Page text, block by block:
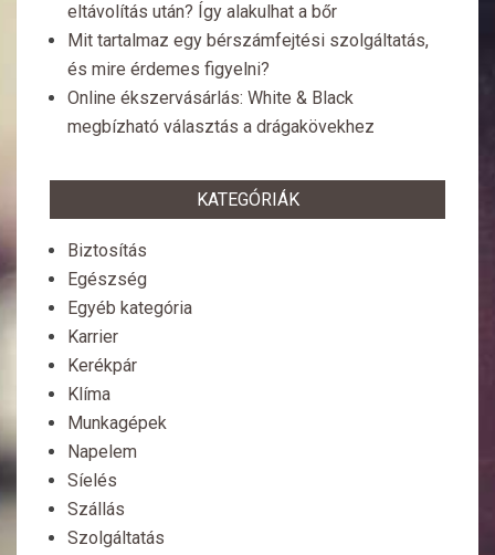
eltávolítás után? Így alakulhat a bőr
Mit tartalmaz egy bérszámfejtési szolgáltatás,
és mire érdemes figyelni?
Online ékszervásárlás: White & Black
megbízható választás a drágakövekhez
KATEGÓRIÁK
Biztosítás
Egészség
Egyéb kategória
Karrier
Kerékpár
Klíma
Munkagépek
Napelem
Síelés
Szállás
Szolgáltatás